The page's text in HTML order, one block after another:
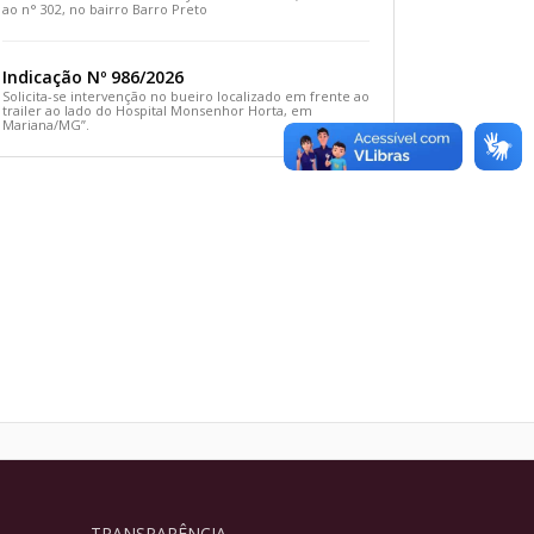
ao n° 302, no bairro Barro Preto
Indicação Nº 986/2026
Solicita-se intervenção no bueiro localizado em frente ao
trailer ao lado do Hospital Monsenhor Horta, em
Mariana/MG”.